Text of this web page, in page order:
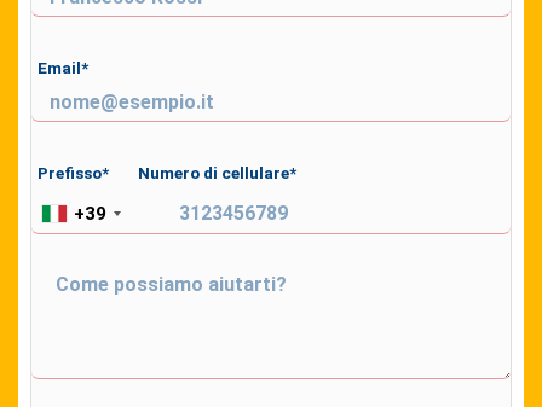
Email*
Prefisso* Numero di cellulare*
+39